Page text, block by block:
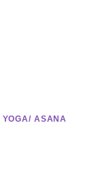
YOGA/ ASANA